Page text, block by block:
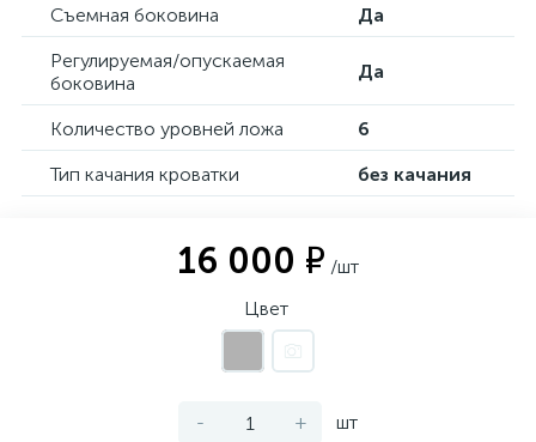
Съемная боковина
Да
Регулируемая/опускаемая
боковина
Да
Количество уровней ложа
6
Тип качания кроватки
без качания
16 000 ₽ /шт
Цвет
- + шт